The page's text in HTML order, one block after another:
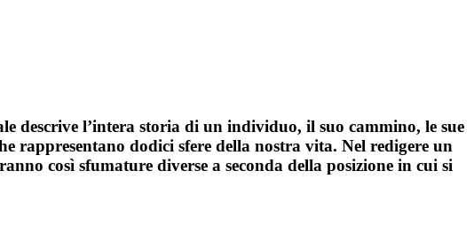
descrive l’intera storia di un individuo, il suo cammino, le sue
rappresentano dodici sfere della nostra vita. Nel redigere un
così sfumature diverse a seconda della posizione in cui si